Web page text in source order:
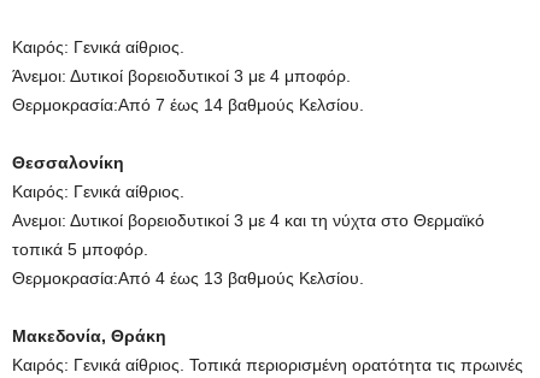
Καιρός: Γενικά αίθριος.
Άνεμοι: Δυτικοί βορειοδυτικοί 3 με 4 μποφόρ.
Θερμοκρασία:Από 7 έως 14 βαθμούς Κελσίου.
Θεσσαλονίκη
Καιρός: Γενικά αίθριος.
Ανεμοι: Δυτικοί βορειοδυτικοί 3 με 4 και τη νύχτα στο Θερμαϊκό
τοπικά 5 μποφόρ.
Θερμοκρασία:Από 4 έως 13 βαθμούς Κελσίου.
Μακεδονία, Θράκη
Καιρός: Γενικά αίθριος. Τοπικά περιορισμένη ορατότητα τις πρωινές